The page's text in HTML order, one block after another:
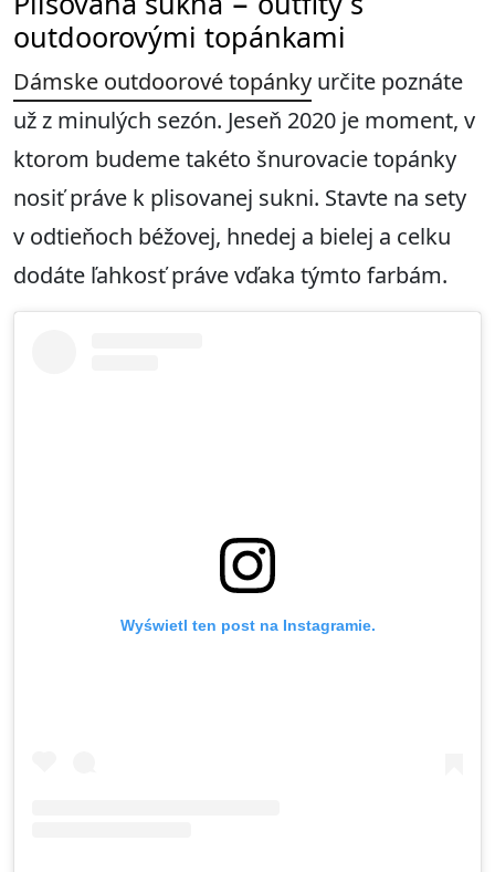
outdoorovými topánkami
Dámske outdoorové topánky určite poznáte
už z minulých sezón. Jeseň 2020 je moment, v
ktorom budeme takéto šnurovacie topánky
nosiť práve k plisovanej sukni. Stavte na sety
v odtieňoch béžovej, hnedej a bielej a celku
dodáte ľahkosť práve vďaka týmto farbám.
Wyświetl ten post na Instagramie.